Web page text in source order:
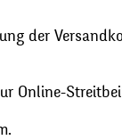
der
Online-